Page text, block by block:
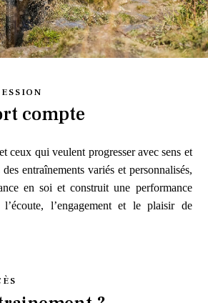
compte
ceux qui veulent progresser avec sens et
entraînements variés et personnalisés,
en soi et construit une performance
l’engagement et le plaisir de